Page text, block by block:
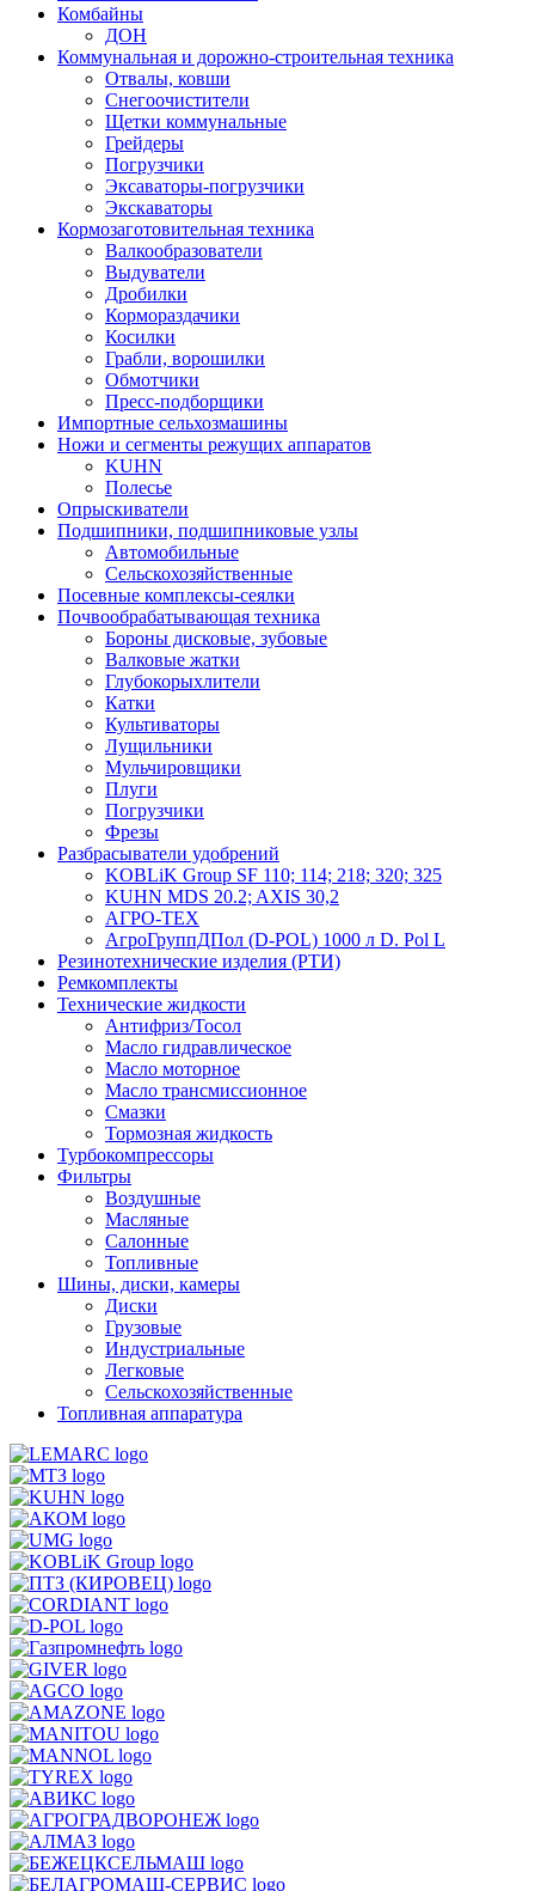
Комбайны
ДОН
Коммунальная и дорожно-строительная техника
Отвалы, ковши
Снегоочистители
Щетки коммунальные
Грейдеры
Погрузчики
Эксаваторы-погрузчики
Экскаваторы
Кормозаготовительная техника
Валкообразователи
Выдуватели
Дробилки
Кормораздачики
Косилки
Грабли, ворошилки
Обмотчики
Пресс-подборщики
Импортные сельхозмашины
Ножи и сегменты режущих аппаратов
KUHN
Полесье
Опрыскиватели
Подшипники, подшипниковые узлы
Автомобильные
Сельскохозяйственные
Посевные комплексы-сеялки
Почвообрабатывающая техника
Бороны дисковые, зубовые
Валковые жатки
Глубокорыхлители
Катки
Культиваторы
Лущильники
Мульчировщики
Плуги
Погрузчики
Фрезы
Разбрасыватели удобрений
KOBLiK Group SF 110; 114; 218; 320; 325
KUHN MDS 20.2; AXIS 30,2
АГРО-ТЕХ
АгроГруппДПол (D-POL) 1000 л D. Pol L
Резинотехнические изделия (РТИ)
Ремкомплекты
Технические жидкости
Антифриз/Тосол
Масло гидравлическое
Масло моторное
Масло трансмиссионное
Смазки
Тормозная жидкость
Турбокомпрессоры
Фильтры
Воздушные
Масляные
Салонные
Топливные
Шины, диски, камеры
Диски
Грузовые
Индустриальные
Легковые
Сельскохозяйственные
Топливная аппаратура